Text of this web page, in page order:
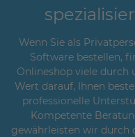
Wenn Sie als
Software bestellen,
Onlineshop viele durch
Wert darauf, Ihnen
professionelle
Kompetente
gewährleisten wir durch